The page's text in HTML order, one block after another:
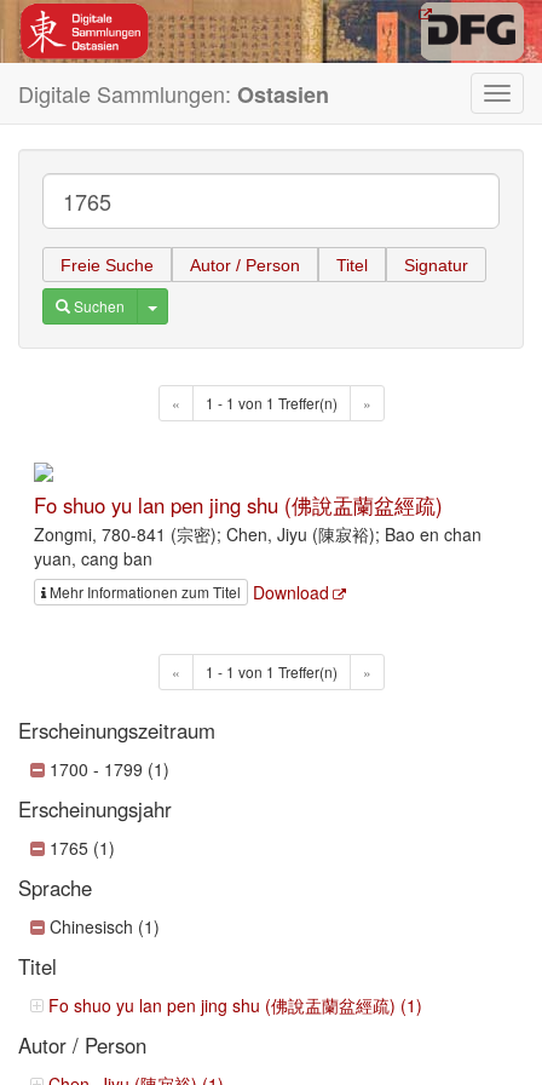
Digitale Sammlungen: Ostasien
Freie Suche Autor / Person Titel Signatur
Suchen Toggle Dropdown
« 1 - 1 von 1 Treffer(n) »
Fo shuo yu lan pen jing shu (佛說盂蘭盆經疏)
Zongmi, 780-841 (宗密); Chen, Jiyu (陳寂裕); Bao en chan
yuan, cang ban
Mehr Informationen zum Titel Download
« 1 - 1 von 1 Treffer(n) »
Erscheinungszeitraum
1700 - 1799 (1)
Erscheinungsjahr
1765 (1)
Sprache
Chinesisch (1)
Titel
Fo shuo yu lan pen jing shu (佛說盂蘭盆經疏) (1)
Autor / Person